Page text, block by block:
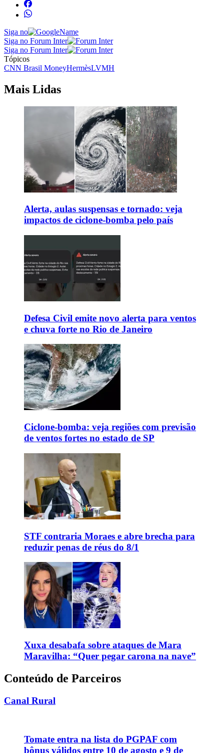
Siga no
Siga no Forum Inter
Siga no Forum Inter
Tópicos
CNN Brasil MoneyHermèsLVMH
Mais Lidas
Alerta, aulas suspensas e tornado: veja
impactos de ciclone-bomba pelo país
Defesa Civil emite novo alerta para ventos
e chuva forte no Rio de Janeiro
Ciclone-bomba: veja regiões com previsão
de ventos fortes no estado de SP
STF contraria Moraes e abre brecha para
reduzir penas de réus do 8/1
Xuxa desabafa sobre ataques de Mara
Maravilha: “Quer pegar carona na nave”
Conteúdo de Parceiros
Canal Rural
Tomate entra na lista do PGPAF com
bônus válidos entre 10 de agosto e 9 de